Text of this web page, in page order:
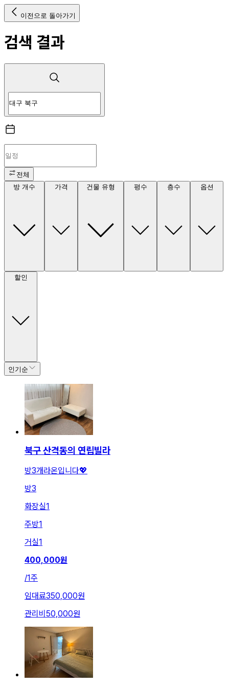
이전으로 돌아가기
검색 결과
전체
방 개수
가격 건물 유형 평수 층수 옵션
할인
인기순
북구 산격동의 연립빌라
방3개라온입니다💖
방3
화장실1
주방1
거실1
400,000원
/1주
임대료350,000원
관리비 50,000원